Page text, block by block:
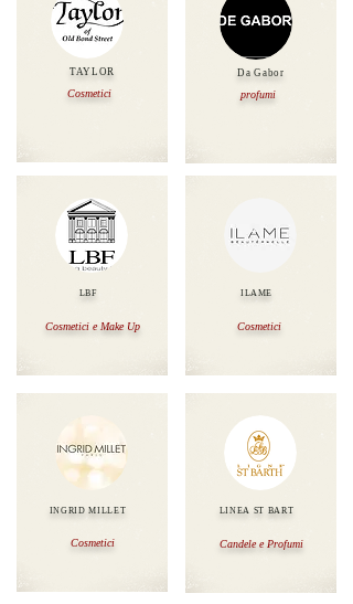
TAYLOR
Cosmetici
Da Gabor
profumi
LBF
Cosmetici e Make Up
INGRID MILLET
Cosmetici
ILAME
Cosmetici
LINEA ST BART
Candele e Profumi